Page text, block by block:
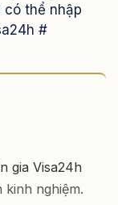
có thể nhập
#
gia Visa24h
kinh nghiệm.